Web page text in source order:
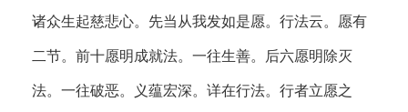
诸众生起慈悲心。先当从我发如是愿。行法云。愿有
二节。前十愿明成就法。一往生善。后六愿明除灭
法。一往破恶。义蕴宏深。详在行法。行者立愿之